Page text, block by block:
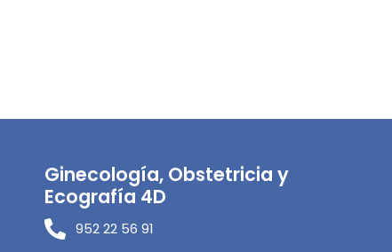
Ginecología, Obstetricia y
Ecografía 4D
952 22 56 91